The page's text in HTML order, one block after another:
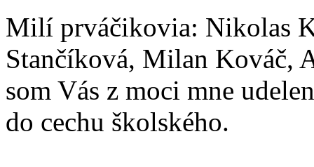
Milí prváčikovia: Nikolas
Stančíková, Milan Kováč,
som Vás z moci mne
do cechu školského.